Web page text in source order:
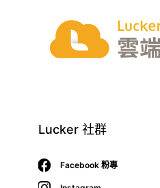
Lucker 社群
Facebook 粉專